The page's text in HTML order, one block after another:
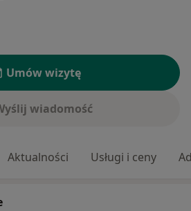
Umów wizytę
wiadomość
Aktualności Usługi i ceny